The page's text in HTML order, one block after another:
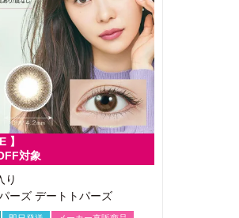
】
対象
り
ーズ デートトパーズ